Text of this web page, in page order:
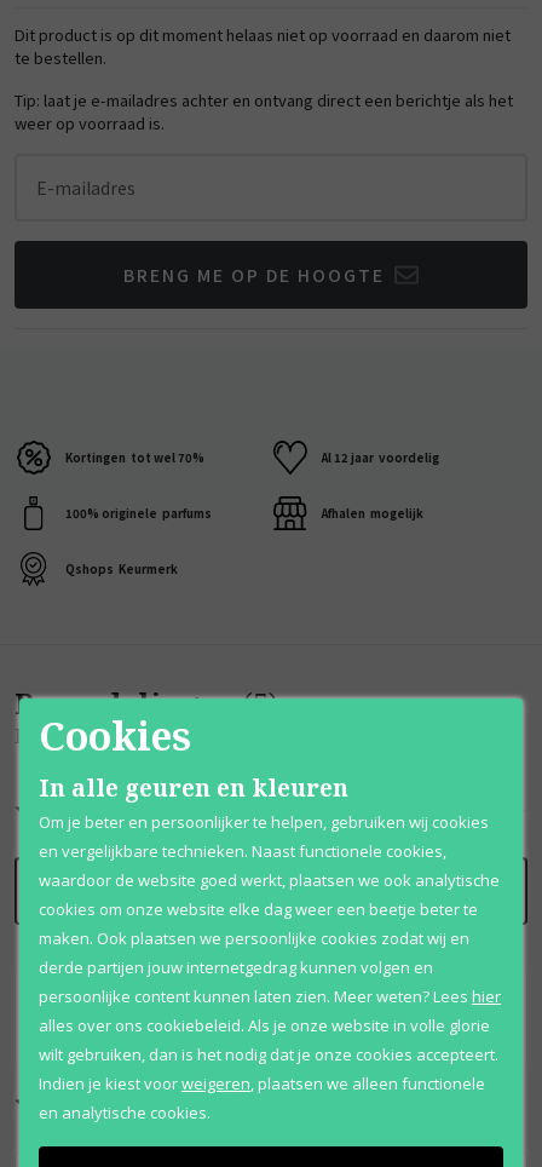
Dit product is op dit moment helaas niet op voorraad en daarom niet
te bestellen.
Tip: laat je e-mailadres achter en ontvang direct een berichtje als het
weer op voorraad is.
E-mailadres
BRENG ME OP DE HOOGTE
Kortingen tot wel 70% Al 12 jaar voordelig
100% originele parfums Afhalen mogelijk
Qshops Keurmerk
Beoordelingen(5)
Pour Homme
10/ 10
SCHRIJF BEOORDELING
Beste parfum ooit maar vindt ze niet meer spijtig
genoeg
18-10-25
Erkan
Cookies
In alle geuren en kleuren
Om je beter en persoonlijker te helpen, gebruiken wij cookies
en vergelijkbare technieken. Naast functionele cookies,
waardoor de website goed werkt, plaatsen we ook analytische
cookies om onze website elke dag weer een beetje beter te
maken. Ook plaatsen we persoonlijke cookies zodat wij en
derde partijen jouw internetgedrag kunnen volgen en
persoonlijke content kunnen laten zien. Meer weten?Lees hier
alles over ons cookiebeleid. Als je onze website in volle glorie
wilt gebruiken, dan is het nodig dat je onze cookies accepteert.
Indien je kiest voorweigeren,plaatsen we alleen functionele
en analytische cookies.